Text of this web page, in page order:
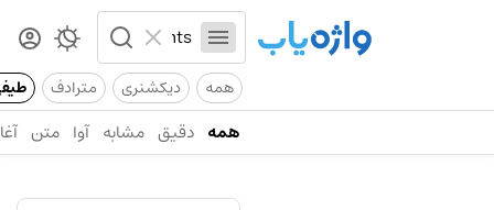
همه دیکشنری مترادف
همه دقیق مشابه آوا متن